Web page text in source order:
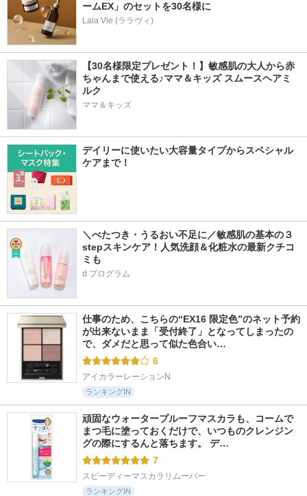
ームEX」のセットを30名様に
Lala Vie (ララヴィ)
【30名様限定プレゼント！】敏感肌の大人から赤
ちゃんまで使える♪ママ＆キッズ スムースヘアミ
ルク
ママ＆キッズ
デイリーに使いたい大容量タイプからスペシャル
ケアまで！
＼べたつき・うるおい不足に／敏感肌の基本の３
stepスキンケア！人気洗顔＆化粧水の最新クチコ
ミも
d プログラム
仕事のため、こちらの“EX16 限定色”のネット予約
が出来ないまま「受付終了」となってしまったの
で、ダメだと思って似た色合い…
6
アイカラーレーションN
ランキングIN
頑固なウォータープルーフマスカラも、コームで
まつ毛に塗っておくだけで、いつものクレンジン
グの際にするんと落ちます。 デ…
7
スピーディーマスカラリムーバー
ランキングIN